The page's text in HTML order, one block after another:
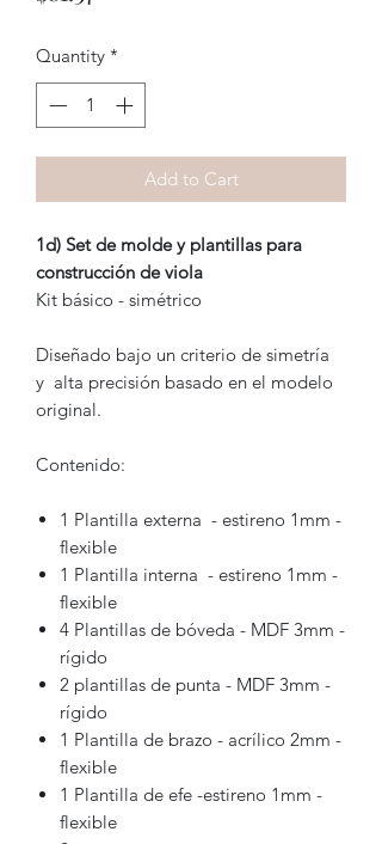
Quantity *
Add to Cart
1d) Set de molde y plantillas para
construcción de viola
Kit básico - simétrico
Diseñado bajo un criterio de simetría
y alta precisión basado en el modelo
original.
Contenido:
1 Plantilla externa - estireno 1mm -
flexible
1 Plantilla interna - estireno 1mm -
flexible
4 Plantillas de bóveda - MDF 3mm -
rígido
2 plantillas de punta - MDF 3mm -
rígido
1 Plantilla de brazo - acrílico 2mm -
flexible
1 Plantilla de efe -estireno 1mm -
flexible